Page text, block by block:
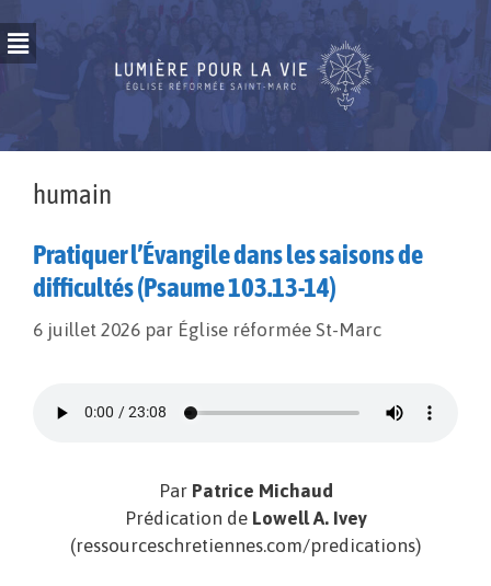
humain
Pratiquer l’Évangile dans les saisons de
difficultés (Psaume 103.13-14)
6 juillet 2026 par Église réformée St-Marc
Par Patrice Michaud
Prédication de Lowell A. Ivey
(ressourceschretiennes.com/predications)